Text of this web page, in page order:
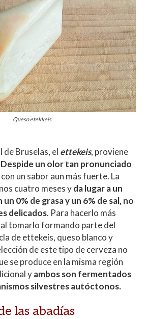
Queso etekkeis
de Bruselas, el ettekeis, proviene
Despide un olor tan pronunciado
con un sabor aun más fuerte. La
cuatro meses yda lugar a un
0% de grasa y un 6% de sal, no
delicados. Para hacerlo más
tomarlo formando parte del
de ettekeis, queso blanco y
de este tipo de cerveza no
se produce en la misma región
yambos son fermentados
silvestres autóctonos.
las abadías